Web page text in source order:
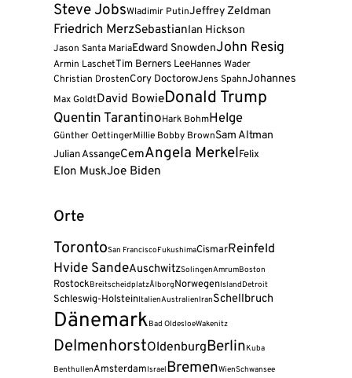
Steve JobsWladimir PutinJeffrey Zeldman
Friedrich MerzSebastianIan Hickson
Jason Santa MariaEdward SnowdenJohn Resig
Armin LaschetTim Berners LeeHannes Wader
Christian DrostenCory DoctorowJens SpahnJohannes
Max GoldtDavid BowieDonald Trump
Quentin TarantinoHark BohmHelge
Günther OettingerMillie Bobby BrownSam Altman
Julian AssangeCemAngela MerkelFelix
Elon MuskJoe Biden
Orte
TorontoSan FranciscoFukushimaCismarReinfeld
Hvide SandeAuschwitzSolingenAmrumBoston
RostockBreitscheidplatzÅlborgNorwegenIslandDetroit
Schleswig-HolsteinItalienAustralienIranSchellbruch
DänemarkBad OldesloeWakenitz
DelmenhorstOldenburgBerlinKuba
BenthullenAmsterdamIsraelBremenWienSchwansee